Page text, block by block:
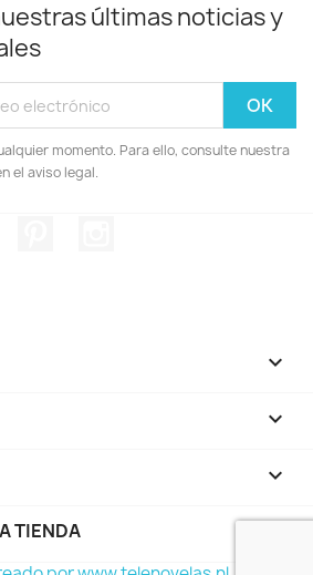
últimas noticias y
momento. Para ello, consulte nuestra
el aviso legal.



TIENDA